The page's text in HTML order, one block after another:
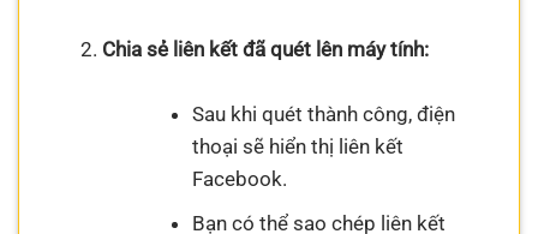
Chia sẻ liên kết đã quét lên máy tính:
Sau khi quét thành công, điện
thoại sẽ hiển thị liên kết
Facebook.
Bạn có thể sao chép liên kết